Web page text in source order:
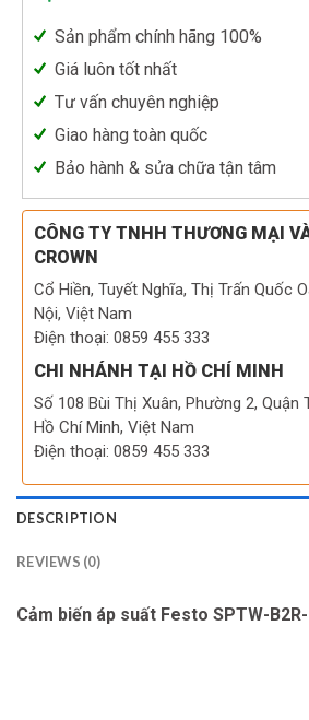
Sản phẩm chính hãng 100%
Giá luôn tốt nhất
Tư vấn chuyên nghiệp
Giao hàng toàn quốc
Bảo hành & sửa chữa tận tâm
CÔNG TY TNHH THƯƠNG MẠI
CROWN
Cổ Hiền, Tuyết Nghĩa, Thị Trấn Quốc
Nội, Việt Nam
Điện thoại: 0859 455 333
CHI NHÁNH TẠI HỒ CHÍ MINH
Số 108 Bùi Thị Xuân, Phường 2, Quận
Hồ Chí Minh, Việt Nam
Điện thoại: 0859 455 333
DESCRIPTION
REVIEWS (0)
Cảm biến áp suất Festo SPTW-